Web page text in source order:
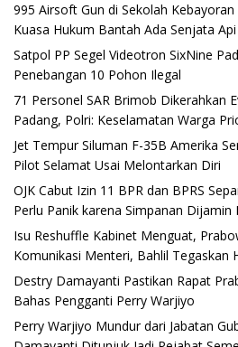
995 Airsoft Gun di Sekolah
Kuasa Hukum Bantah Ada Senjata
Satpol PP Segel Videotron SixNine
Penebangan 10 Pohon Ilegal
71 Personel SAR Brimob Dikerahkan
Padang, Polri: Keselamatan Warga
Jet Tempur Siluman F-35B Amerika
Pilot Selamat Usai Melontarkan Diri
OJK Cabut Izin 11 BPR dan BPRS
Perlu Panik karena Simpanan Dijamin
Isu Reshuffle Kabinet Menguat,
Komunikasi Menteri, Bahlil Tegaskan
Destry Damayanti Pastikan Rapat
Bahas Pengganti Perry Warjiyo
Perry Warjiyo Mundur dari Jabatan